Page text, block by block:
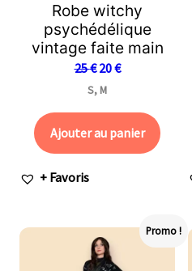
Robe witchy
psychédélique
vintage faite main
25€ 20€
S, M
Ajouter au panier
+ Favoris
Promo !